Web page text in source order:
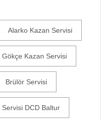
Alarko Kazan Servisi
Gökçe Kazan Servisi
Brülör Servisi
Servisi DCD Baltur